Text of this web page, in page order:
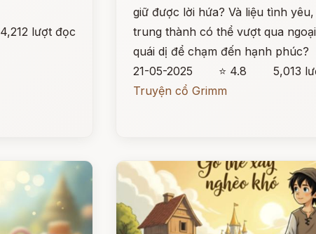
4,212 lượt đọc
giữ được lời hứa? Và liệu tình
trung thành có thể vượt qua
quái dị để chạm đến hạnh phúc?
21-05-2025
⭐ 4.8
5,013
Truyện cổ Grimm